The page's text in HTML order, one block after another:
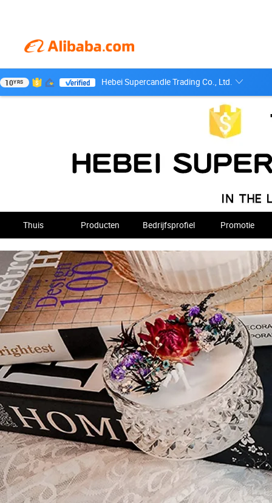
10YRS Hebei Supercandle Trading Co., Ltd.
Thuis Producten Bedrijfsprofiel Promotie